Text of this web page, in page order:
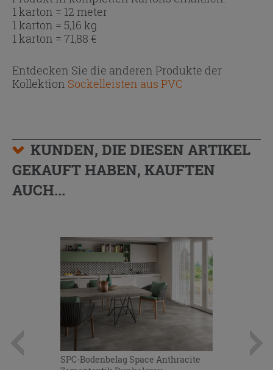
1 karton = 12 meter
1 karton = 5,16 kg
1 karton = 71,88 €
Entdecken Sie die anderen Produkte der
Kollektion Sockelleisten aus PVC
KUNDEN, DIE DIESEN ARTIKEL
GEKAUFT HABEN, KAUFTEN
AUCH...
SPC-Bodenbelag Space Anthracite